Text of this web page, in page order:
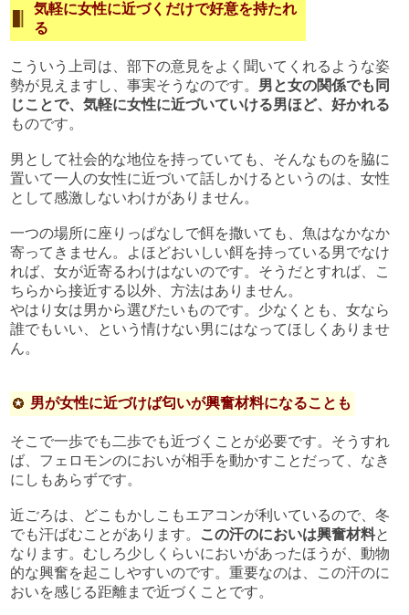
気軽に女性に近づくだけで好意を持たれ
る
こういう上司は、部下の意見をよく聞いてくれるような姿
勢が見えますし、事実そうなのです。 男と女の関係でも同
じことで、気軽に女性に近づいていける男ほど、好かれる
ものです。
男として社会的な地位を持っていても、そんなものを脇に
置いて一人の女性に近づいて話しかけるというのは、女性
として感激しないわけがありません。
一つの場所に座りっぱなしで餌を撒いても、魚はなかなか
寄ってきません。よほどおいしい餌を持っている男でなけ
れば、女が近寄るわけはないのです。そうだとすれば、こ
ちらから接近する以外、方法はありません。
やはり女は男から選びたいものです。少なくとも、女なら
誰でもいい、という情けない男にはなってほしくありませ
ん。
男が女性に近づけば匂いが興奮材料になることも
そこで一歩でも二歩でも近づくことが必要です。そうすれ
ば、フェロモンのにおいが相手を動かすことだって、なき
にしもあらずです。
近ごろは、どこもかしこもエアコンが利いているので、冬
でも汗ばむことがあります。
この汗のにおいは興奮材料と
なります。むしろ少しくらいにおいがあったほうが、動物
的な興奮を起こしやすいのです。重要なのは、この汗のに
おいを感じる距離まで近づくことです。